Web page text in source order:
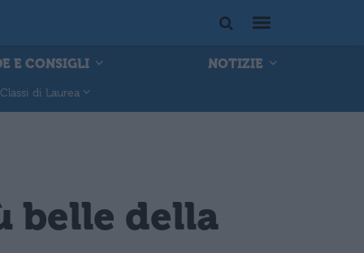
E CONSIGLI
NOTIZIE
Classi di Laurea
belle della